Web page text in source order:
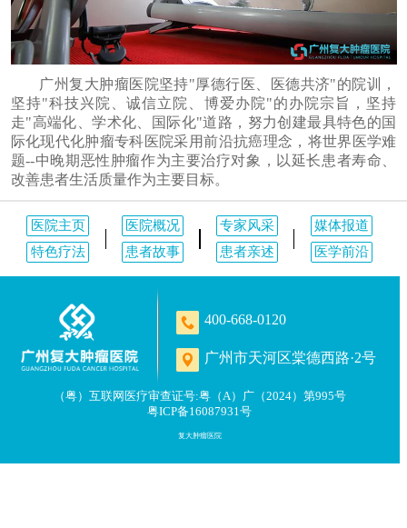
广州复大肿瘤医院坚持"厚德行医、医德共济"的院训，
坚持"科技兴院、诚信立院、博爱办院"的办院宗旨，坚持
走"高端化、学术化、国际化"道路，努力创建最具特色的国
际化现代化肿瘤专科医院采用前沿抗癌理念，将世界医学难
题--中晚期恶性肿瘤作为主要治疗对象，以延长患者寿命、
改善患者生活质量作为主要目标。
医院主页 医院概况 专家风采
媒体报道
特色疗法
患者故事 患者亲述 医学前沿
400-668-0120
广州市天河区棠德西路·2号
（粤）互联网医疗审查证号:粤（A）广（2024）第995号
粤ICP备16087931号
复大肿瘤医院